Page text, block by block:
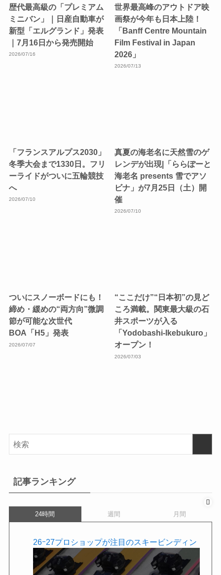
歴代最高級の「プレミアム
ミニバン」｜日産自動車が
新型「エルグランド」発表
｜7月16日から発売開始
2026/07/16
世界最高峰のアウトドア映
画祭が今年も日本上陸！
「Banff Centre Mountain
Film Festival in Japan
2026」
2026/07/13
「フランスアルプス2030」
冬季大会まで1330日。フリ
ーライドがついに五輪競技
へ
2026/07/10
真夏の海老名に天然雪のゲ
レンデが出現|「ららぽーと
海老名 presents 雪でアソ
ビナ」が7月25日（土）開
催
2026/07/10
ついにスノーボードにも！
締め・緩めの“両方向”微調
節が可能な次世代
BOA「H5」発表
2026/07/07
“ここだけ”“日本初”の見ど
ころ満載。関東最大級の石
井スポーツが入る
「Yodobashi-Ikebukuro」
オープン！
2026/07/03
記事ランキング
24時間 週間 月間
26ｰ27プロショップが注目のスキービンディン